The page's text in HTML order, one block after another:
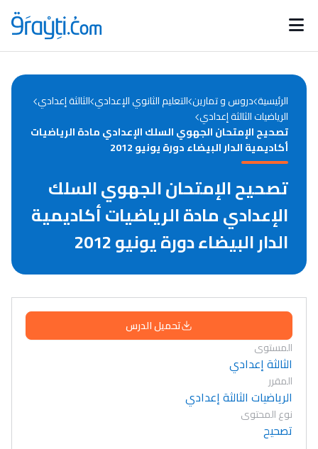
Catégories
d'actualités
Annonces bourses
الرئيسية دروس و تمارين التعليم الثانوي الإعدادي الثالثة إعدادي
الرياضيات الثالثة إعدادي
تصحيح الإمتحان الجهوي السلك الإعدادي مادة الرياضيات
أكاديمية الدار البيضاء دورة يونيو 2012
تصحيح الإمتحان الجهوي السلك
الإعدادي مادة الرياضيات أكاديمية
الدار البيضاء دورة يونيو 2012
تحميل الدرس
المستوى
الثالثة إعدادي
المقرر
الرياضيات الثالثة إعدادي
نوع المحتوى
تصحيح